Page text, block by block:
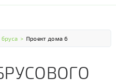
> Проект дома 6